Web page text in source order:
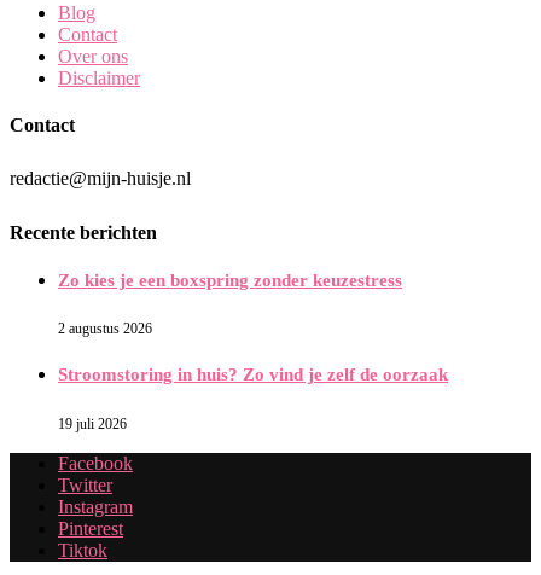
Blog
Contact
Over ons
Disclaimer
Contact
redactie@mijn-huisje.nl
Recente berichten
Zo kies je een boxspring zonder keuzestress
2 augustus 2026
Stroomstoring in huis? Zo vind je zelf de oorzaak
19 juli 2026
Facebook
Twitter
Instagram
Pinterest
Tiktok